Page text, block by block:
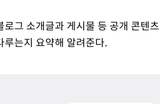
로그 소개글과 게시물 등 공개 콘텐
루는지 요약해 알려준다.